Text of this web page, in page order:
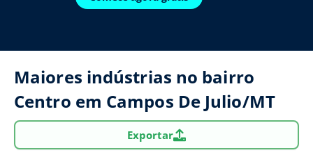
Maiores indústrias no bairro
Centro em Campos De Julio/MT
Exportar